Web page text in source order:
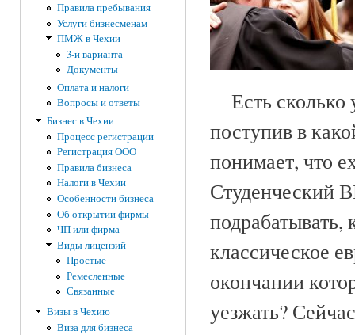
Правила пребывания
Услуги бизнесменам
ПМЖ в Чехии
3-и варианта
Документы
Оплата и налоги
Вопросы и ответы
Бизнес в Чехии
Процесс регистрации
Регистрация ООО
Правила бизнеса
Налоги в Чехии
Особенности бизнеса
Об открытии фирмы
ЧП или фирма
Виды лицензий
Простые
Ремесленные
Связанные
Визы в Чехию
Виза для бизнеса
Есть сколько
поступив в
понимает, что
Студенческий
подрабатывать,
классическое
окончании
уезжать?